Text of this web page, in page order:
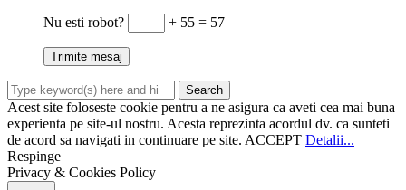
Nu esti robot? + 55 = 57
Acest site foloseste cookie pentru a ne asigura ca aveti cea mai buna
experienta pe site-ul nostru. Acesta reprezinta acordul dv. ca sunteti
de acord sa navigati in continuare pe site. ACCEPT Detalii...
Respinge
Privacy & Cookies Policy